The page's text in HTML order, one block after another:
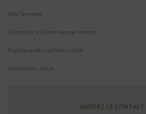
Nos Services
Conditions Générales de Ventes
Politique de confidentialité
Contactez-nous
GARDEZ LE CONTACT